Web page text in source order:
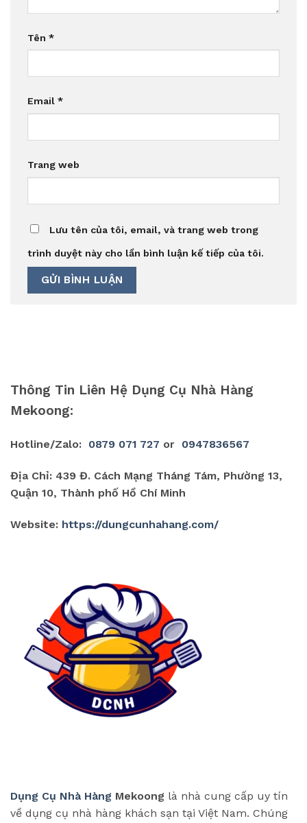
Tên *
Email *
Trang web
Lưu tên của tôi, email, và trang web trong
trình duyệt này cho lần bình luận kế tiếp của tôi.
Thông Tin Liên Hệ Dụng Cụ Nhà Hàng
Mekoong:
Hotline/Zalo: 0879 071 727 or 0947836567
Địa Chỉ: 439 Đ. Cách Mạng Tháng Tám, Phường 13,
Quận 10, Thành phố Hồ Chí Minh
Website: https://dungcunhahang.com/
Dụng Cụ Nhà Hàng Mekoong là nhà cung cấp uy tín
về dụng cụ nhà hàng khách sạn tại Việt Nam. Chúng